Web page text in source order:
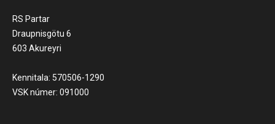
RS Partar
Draupnisgötu 6
603 Akureyri
Kennitala: 570506-1290
VSK númer: 091000